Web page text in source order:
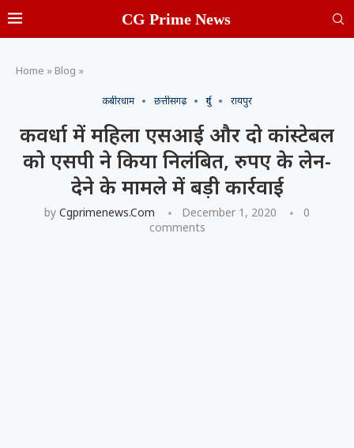
CG Prime News
Home » Blog »
कबीरधाम छत्तीसगढ़ दुर्ग रायपुर
कवर्धा में महिला एसआई और दो कांस्टेबल
को एसपी ने किया निलंबित, रुपए के लेन-
देने के मामले में बड़ी कार्रवाई
by Cgprimenews.com December 1, 2020
0
comments